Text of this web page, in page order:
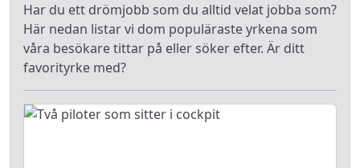
Har du ett drömjobb som du alltid velat jobba som?
Här nedan listar vi dom populäraste yrkena som
våra besökare tittar på eller söker efter. Är ditt
favorityrke med?